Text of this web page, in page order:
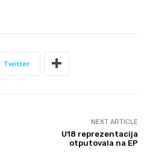
Twitter
NEXT ARTICLE
U18 reprezentacija
otputovala na EP